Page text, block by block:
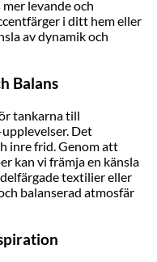
levande och
i ditt hem eller
av dynamik och
Balans
tankarna till
Det
inre frid. Genom att
kan vi främja en känsla
textilier eller
balanserad atmosfär